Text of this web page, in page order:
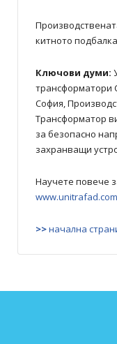
китното
Ключови думи:
трансформатори
София,
Трансформатор
за безопасно
захранващи
Научете повече
www.unitrafad.com
>>начална